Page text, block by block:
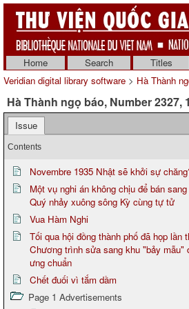
Home Search Titles
Veridian digital library software > Hà Thành
Hà Thành ngọ báo, Number 2327,
Issue
Contents
Novembre 1935 Nhật sẽ khởi sự
Một vụ nghi án không chịu để bán
Quý nhảy xuông sông Kỳ cùng tự tử
Vua Hàm Nghi
Tối qua hội đồng thành phố đã họp lần
Chương trình sửa sang khu "bảy mẫu"
ưng chuẩn
Chết đuối vì tắm dầm
Page 1 Advertisements